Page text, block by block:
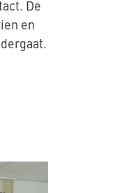
De
en